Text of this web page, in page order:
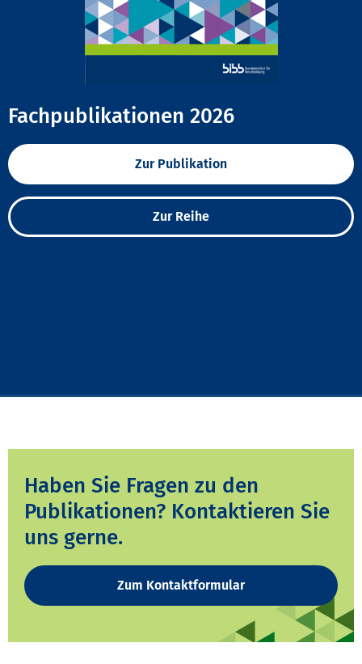
Fachpublikationen 2026
Zur Publikation
Zur Reihe
Haben Sie Fragen zu den
Publikationen? Kontaktieren Sie
uns gerne.
Zum Kontaktformular